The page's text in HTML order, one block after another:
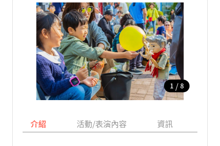
1 / 8
介紹 活動/表演內容 資訊